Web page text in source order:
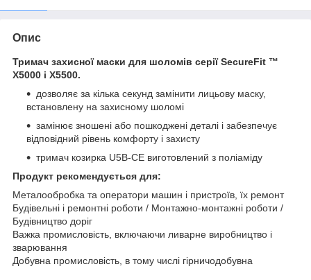
Опис
Тримач захисної маски для шоломів серії SecureFit ™
X5000 і X5500.
дозволяє за кілька секунд замінити лицьову маску,
встановлену на захисному шоломі
замінює зношені або пошкоджені деталі і забезпечує
відповідний рівень комфорту і захисту
тримач козирка U5B-CE виготовлений з поліаміду
Продукт рекомендується для:
Металообробка та оператори машин і пристроїв, їх ремонт
Будівельні і ремонтні роботи / Монтажно-монтажні роботи /
Будівництво доріг
Важка промисловість, включаючи ливарне виробництво і
зварювання
Добувна промисловість, в тому числі гірничодобувна